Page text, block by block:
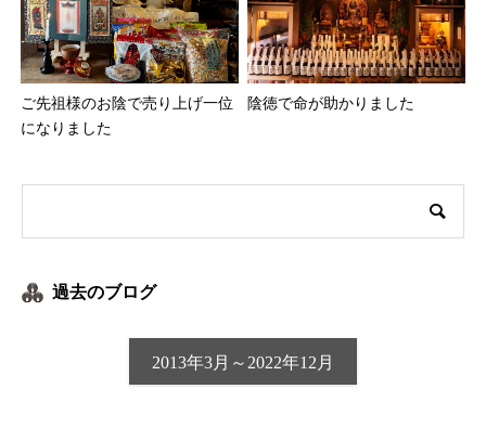
ご先祖様のお陰で売り上げ一位
になりました
陰徳で命が助かりました
過去のブログ
2013年3月～2022年12月